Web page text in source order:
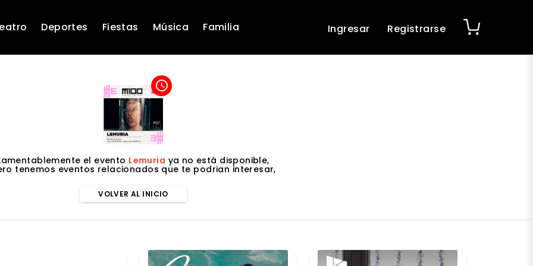
Deportes Fiestas Música Familia Ingresar Registrarse
access_time
el evento Lemuria ya no está disponible,
tenemos eventos relacionados que te podrian interesar,
VOLVER AL INICIO